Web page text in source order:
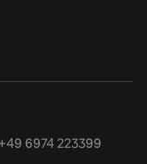
+49 6974 223399